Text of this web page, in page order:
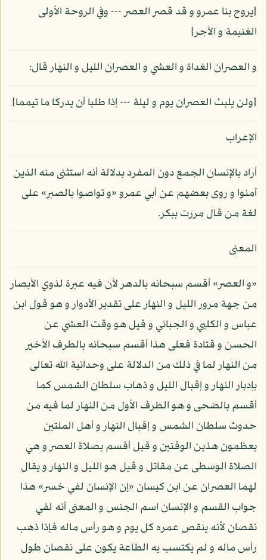
{يروح بنا عمرو و قد قصر العصر --- وفي الروحة الأولى
الغنيمة و الأجر}
و العصران الغداة و العشي و العصران الليل و النهار قال:
{ولن يلبث العصران يوم و ليلة --- إذا طلبا أن يدركا ما تيمما}
الإعراب
أراد بالإنسان الجمع دون المفرد بدلالة أنه استثنى منه الذين
آمنوا و روى بعضهم عن أبي عمرو «و تواصوا بالصبر» على
لغة من قال مررت ببكر.
المعنى
«و العصر» أقسم سبحانه بالدهر لأن فيه عبرة لذوي الأبصار
من جهة مرور الليل و النهار على تقدير الأدوار و هو قول ابن
عباس و الكلبي و الجبائي و قيل هو وقت العشي عن
الحسن و قتادة فعلى هذا أقسم سبحانه بالطرف الأخير
من النهار لما في ذلك من الدلالة على وحدانية الله تعالى
بإدبار النهار و إقبال الليل و ذهاب سلطان الشمس كما
أقسم بالضحى و هو الطرف الأول من النهار لما فيه من
حدوث سلطان الشمس و إقبال النهار و أهل الملتين
يعظمون هذين الوقتين و قيل أقسم بصلاة العصر و هي
الصلاة الوسطى عن مقاتل و قيل هو الليل و النهار و يقال
لهما العصران عن ابن كيسان «إن الإنسان لفي خسر» هذا
جواب القسم و الإنسان اسم الجنس و المعنى أنه لفي
نقصان لأنه ينقص عمره كل يوم و هو رأس ماله فإذا ذهب
رأس ماله و لم يكتسب به الطاعة يكون على نقصان طول